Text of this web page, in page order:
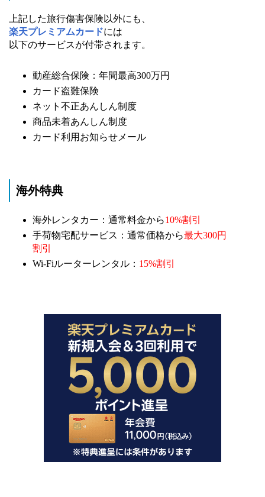
上記した旅行傷害保険以外にも、
楽天プレミアムカードには
以下のサービスが付帯されます。
動産総合保険：年間最高300万円
カード盗難保険
ネット不正あんしん制度
商品未着あんしん制度
カード利用お知らせメール
海外特典
海外レンタカー：通常料金から10%割引
手荷物宅配サービス：通常価格から最大300円
割引
Wi-Fiルーターレンタル： 15%割引